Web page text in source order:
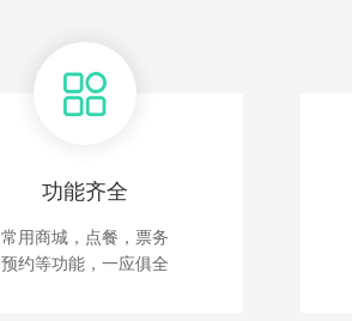
功能齐全
常用商城，点餐，票务
预约等功能，一应俱全